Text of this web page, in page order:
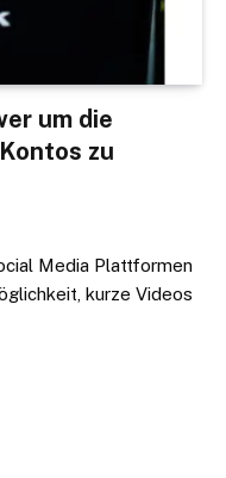
um die
zu
Media Plattformen
kurze Videos